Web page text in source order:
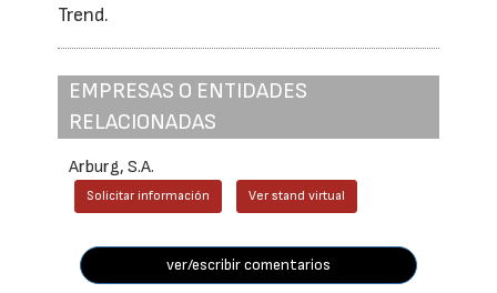
Trend.
EMPRESAS O ENTIDADES
RELACIONADAS
Arburg, S.A.
Solicitar información Ver stand virtual
ver/escribir comentarios